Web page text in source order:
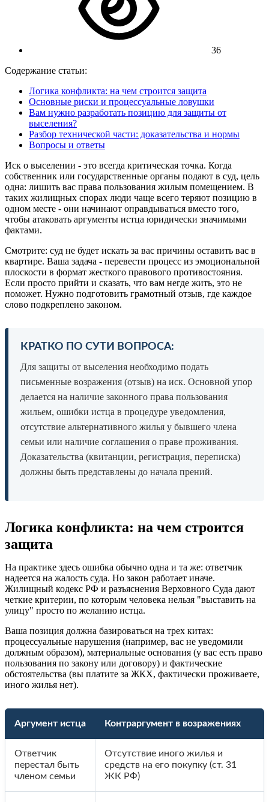
36
Содержание статьи:
Логика конфликта: на чем строится защита
Основные риски и процессуальные ловушки
Вам нужно разработать позицию для защиты от
выселения?
Разбор технической части: доказательства и нормы
Вопросы и ответы
Иск о выселении - это всегда критическая точка. Когда
собственник или государственные органы подают в суд, цель
одна: лишить вас права пользования жилым помещением. В
таких жилищных спорах люди чаще всего теряют позицию в
одном месте - они начинают оправдываться вместо того,
чтобы атаковать аргументы истца юридически значимыми
фактами.
Смотрите: суд не будет искать за вас причины оставить вас в
квартире. Ваша задача - перевести процесс из эмоциональной
плоскости в формат жесткого правового противостояния.
Если просто прийти и сказать, что вам негде жить, это не
поможет. Нужно подготовить грамотный отзыв, где каждое
слово подкреплено законом.
КРАТКО ПО СУТИ ВОПРОСА:
Для защиты от выселения необходимо подать
письменные возражения (отзыв) на иск. Основной упор
делается на наличие законного права пользования
жильем, ошибки истца в процедуре уведомления,
отсутствие альтернативного жилья у бывшего члена
семьи или наличие соглашения о праве проживания.
Доказательства (квитанции, регистрация, переписка)
должны быть представлены до начала прений.
Логика конфликта: на чем строится
защита
На практике здесь ошибка обычно одна и та же: ответчик
надеется на жалость суда. Но закон работает иначе.
Жилищный кодекс РФ и разъяснения Верховного Суда дают
четкие критерии, по которым человека нельзя "выставить на
улицу" просто по желанию истца.
Ваша позиция должна базироваться на трех китах:
процессуальные нарушения (например, вас не уведомили
должным образом), материальные основания (у вас есть право
пользования по закону или договору) и фактические
обстоятельства (вы платите за ЖКХ, фактически проживаете,
иного жилья нет).
Аргумент истца Контраргумент в возражениях
Ответчик
перестал быть
членом семьи
Отсутствие иного жилья и
средств на его покупку (ст. 31
ЖК РФ)